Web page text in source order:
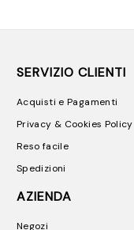
SERVIZIO CLIENTI
Acquisti e Pagamenti
Privacy & Cookies Policy
Reso facile
Spedizioni
AZIENDA
Negozi